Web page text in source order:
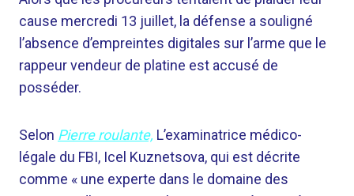
cause mercredi 13 juillet, la défense a souligné
l’absence d’empreintes digitales sur l’arme que le
rappeur vendeur de platine est accusé de
posséder.
Selon Pierre roulante, L’examinatrice médico-
légale du FBI, Icel Kuznetsova, qui est décrite
comme « une experte dans le domaine des